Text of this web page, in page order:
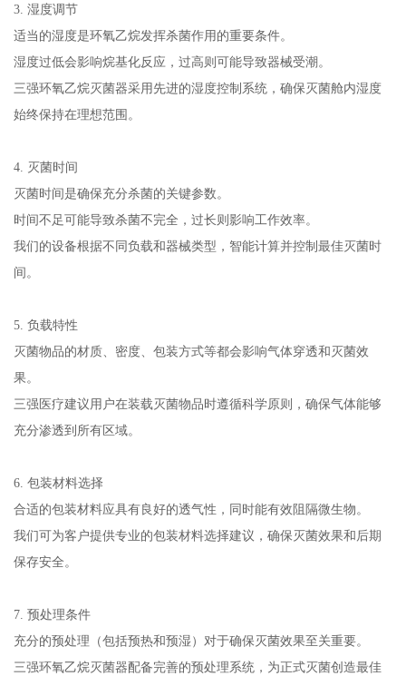
3. 湿度调节
适当的湿度是环氧乙烷发挥杀菌作用的重要条件。
湿度过低会影响烷基化反应，过高则可能导致器械受潮。
三强环氧乙烷灭菌器采用先进的湿度控制系统，确保灭菌舱内湿度
始终保持在理想范围。
4. 灭菌时间
灭菌时间是确保充分杀菌的关键参数。
时间不足可能导致杀菌不完全，过长则影响工作效率。
我们的设备根据不同负载和器械类型，智能计算并控制最佳灭菌时
间。
5. 负载特性
灭菌物品的材质、密度、包装方式等都会影响气体穿透和灭菌效
果。
三强医疗建议用户在装载灭菌物品时遵循科学原则，确保气体能够
充分渗透到所有区域。
6. 包装材料选择
合适的包装材料应具有良好的透气性，同时能有效阻隔微生物。
我们可为客户提供专业的包装材料选择建议，确保灭菌效果和后期
保存安全。
7. 预处理条件
充分的预处理（包括预热和预湿）对于确保灭菌效果至关重要。
三强环氧乙烷灭菌器配备完善的预处理系统，为正式灭菌创造最佳